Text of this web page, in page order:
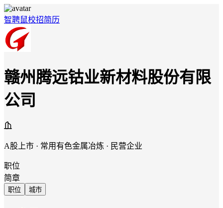
智聘鼠校招简历
赣州腾远钴业新材料股份有限
公司
A股上市 · 常用有色金属冶炼 · 民营企业
职位
简章
职位 城市